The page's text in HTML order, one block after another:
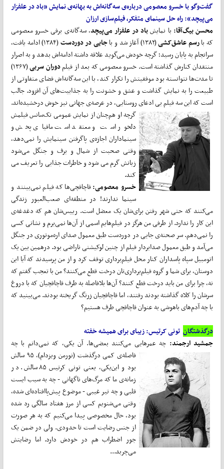
گفت‌وگو با خسرو معصومی درباره‌ی سه‌گانه‌اش به بهانه‌ی نمایش «باد در علفزار
می‌پیچد»: راه حل سینمای متفکر،فیلم‌سازی ارزان
محسن بیگ‌آقا:با نمایشباد در علفزار می‌پیچد، سه‌گانه‌ی برفی خسرو معصومی
که بارسم عاشق‌کشی(۱۳۸۲) آغاز شد و با جایی در دوردست
(۱۳۸۴) ادامه یافت،
سرانجام به پایان رسید؛ گرچه خودش می‌گوید علاقه داشته ادامه‌اش بدهد و به اصرار
منتقدان کنارش گذاشته است. خسرو معصومی که بعد از فیلمدوران سربی
(۱۳۶۷)
تا مدت‌ها نتوانسته بود موفقیتش را تکرار کند، با این سه‌گانه‌اش فضای متفاوتی از
طبیعت را به نمایش گذاشت و عشق و خشونت را به جذابیت‌های آن افزود. جالب
است که این سه فیلم بی ادعای روستایی، در عرصه‌ی جهانی نیز خوش درخشیده‌اند.
گرچه او هم‌چنان از نمایش عمومی تک‌سانس فیلمش
دلخور است و معتقد است مافیای پخش و
سینماداران اجازه‌ی پاگرفتن سینمایش را نمی‌دهد،
وقتی صحبت از شمال و برف و جنگل می‌شود
زبانش گرم می شود و خاطرات جذابی را تعریف می
کند.
خسرو معصومی:قاچاقچی‌ها که فیلم نمی‌بینند و
سینما ندارند! در منطقه‌ای صعب‌العبور زندگی
می‌کنند که حتی شهر رفتن برای‌شان یک معضل است. رییس‌شان هم که دغدغه‌ی
این کار را ندارد. از طرفی من هرگز در فیلم‌هایم اسمی از آن‌ها نمی‌برم و نشانی کسی
را نمی‌دهم. سر صحنه‌ی جایی در دوردست طبق معمول صدای اره‌موتوری در جنگل
می‌آمد و طبق معمول صدابردار فیلم از چنین لوکیشنی ناراضی بود. درهمین بین یک
اتومبیل سپاه پاسداران کنار محل فیلم‌برداری توقف کرد و از من پرسیدند که آیا این
دوستان، برای شما و گروه فیلم‌برداری‌تان درخت قطع می‌کنند؟ من با تعجب گفتم که
نه، چرا برای من باید درخت قطع کنند؟ آن‌ها بلافاصله به طرف قاچاقچیان که با دروغ
سرشان را کلاه گذاشته بودند رفتند، اما قاچاقچیان زرنگ گریخته بودند. می‌بینید که
با چه آدم‌های باهوشی به‌ عنوان قاچاقچی طرف هستیم؟
درگذشتگانتونی کرتیس: زیبای برای همیشه خفته
جمشید ارجمند:چه عمرهایی می‌کنند بعضی‌ها. آن یکی، که نمی‌دانم با چه
فاصله‌ی کمی
درگذشت (نورمن ویزدام)، ۹۵ سالش
بود و این‌یکی، یعنی تونی کرتیس ۸۵ سالش. در
زمانه‌ی ما که مرگ‌های ناگهانی - چه به سبب ایست
قلبی و چه تیر غیبی - موضوع پیش‌پاافتاده‌ای شده،
وقتی می‌شنویم کسی از مرز هفتاد سالگی رد شده
بود، حال مخصوصی پیدا می‌کنیم که به هر صورت
از جنس رضایت است تا حدودی. ولی در ضمن یک‌
جور اضطراب هم در خودش دارد. اما رضایتش
می‌چربد...